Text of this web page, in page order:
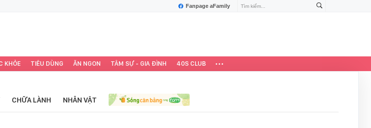
Fanpage aFamily
KHỎE TIÊU DÙNG ĂN NGON TÂM SỰ - GIA ĐÌNH 40S CLUB
CHỮA LÀNH NHÂN VẬT